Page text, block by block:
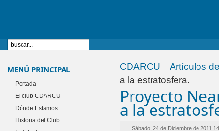
CDARCU
Artículos
a la estratosfera.
Proyecto
a la
Sábado, 24 de Diciembre de 2011
MENÚ PRINCIPAL
Portada
El club CDARCU
Dónde Estamos
Historia del Club